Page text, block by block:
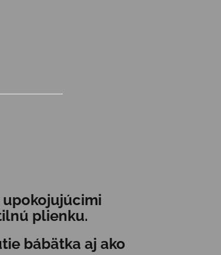
upokojujúcimi
plienku.
bábätka aj ako